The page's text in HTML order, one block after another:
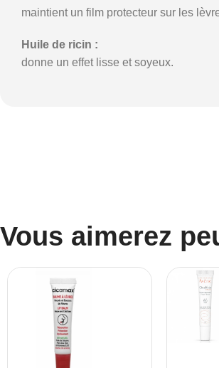
maintient un film protecteur sur les
Huile de ricin :
donne un effet lisse et soyeux.
Vous aimerez